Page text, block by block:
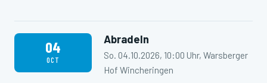
04
OCT
Abradeln
So. 04.10.2026, 10:00 Uhr, Warsberger
Hof Wincheringen